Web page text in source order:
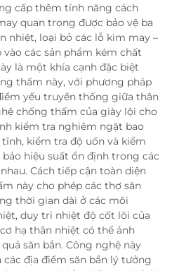
cấp thêm tính năng cách
quan trọng được bảo vệ ba
nhiệt, loại bỏ các lỗ kim may –
các sản phẩm kém chất
là một khía cạnh đặc biệt
thấm này, với phương pháp
yếu truyền thống giữa thân
chống thấm của giày lội cho
kiểm tra nghiêm ngặt bao
kiểm tra độ uốn và kiểm
hiệu suất ổn định trong các
Cách tiếp cận toàn diện
này cho phép các thợ săn
thời gian dài ở các môi
duy trì nhiệt độ cốt lõi của
hạ thân nhiệt có thể ảnh
săn bắn. Công nghệ này
địa điểm săn bắn lý tưởng